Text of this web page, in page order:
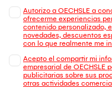
Autorizo a OECHSLE a
ofrecerme experiencias
contenido personalizado,
novedades, descuentos
con lo que realmente me
Acepto el compartir mi
empresarial de OECHSLE
publicitarias sobre sus
otras actividades